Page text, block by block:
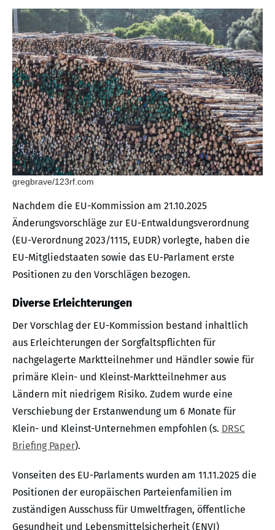
gregbrave/123rf.com
Nachdem die EU-Kommission am 21.10.2025
Änderungsvorschläge zur EU-Entwaldungsverordnung
(EU-Verordnung 2023/1115, EUDR) vorlegte, haben die
EU-Mitgliedstaaten sowie das EU-Parlament erste
Positionen zu den Vorschlägen bezogen.
Diverse Erleichterungen
Der Vorschlag der EU-Kommission bestand inhaltlich
aus Erleichterungen der Sorgfaltspflichten für
nachgelagerte Marktteilnehmer und Händler sowie für
primäre Klein- und Kleinst-Marktteilnehmer aus
Ländern mit niedrigem Risiko. Zudem wurde eine
Verschiebung der Erstanwendung um 6 Monate für
Klein- und Kleinst-Unternehmen empfohlen (s. DRSC
Briefing Paper).
Vonseiten des EU-Parlaments wurden am 11.11.2025 die
Positionen der europäischen Parteienfamilien im
zuständigen Ausschuss für Umweltfragen, öffentliche
Gesundheit und Lebensmittelsicherheit (ENVI)